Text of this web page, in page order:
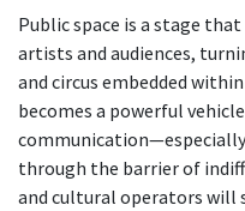
Public space is a stage
artists and audiences,
and circus embedded
becomes a powerful
through the barrier of
and cultural operators will